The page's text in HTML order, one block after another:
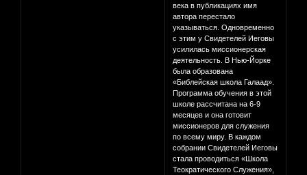
века в публикациях имя
автора перестало
указываться. Одновременно
с этим у Свидетелей Иеговы
усилилась миссионерская
деятельность. В Нью-Йорке
была образована
«Библейская школа Галаад».
Программа обучения в этой
школе рассчитана на 6-9
месяцев и она готовит
миссионеров для служения
по всему миру. В каждом
собрании Свидетелей Иеговы
стала проводиться «Школа
Теократического Служения»,